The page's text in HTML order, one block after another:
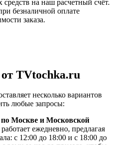
на наш расчетный счёт.
безналичной оплате
заказа.
от TVtochka.ru
несколько вариантов
любые запросы:
по Москве и Московской
ежедневно, предлагая
с 12:00 до 18:00 и с 18:00 до